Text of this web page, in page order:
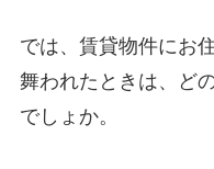
では、賃貸物件にお
舞われたときは、ど
でしょか。